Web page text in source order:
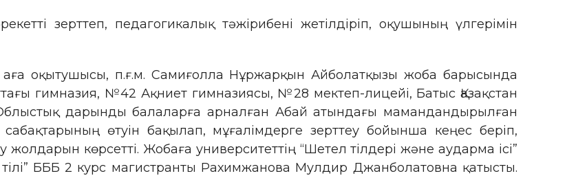
зерттеп, педагогикалық тәжірибені жетілдіріп, оқушының үлгерімін
оқытушысы, п.ғ.м. Самиғолла Нұржарқын Айболатқызы жоба барысында
гимназия, №42 Ақниет гимназиясы, №28 мектеп-лицейі, Батыс Қазақстан
дарынды балаларға арналған Абай атындағы мамандандырылған
өтуін бақылап, мұғалімдерге зерттеу бойынша кеңес беріп,
жолдарын көрсетті. Жобаға университеттің “Шетел тілдері және аударма ісі”
БББ 2 курс магистранты Рахимжанова Мулдир Джанболатовна қатысты.